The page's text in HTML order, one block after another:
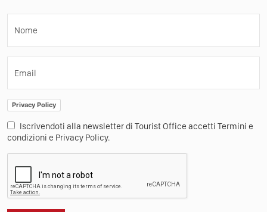
Nome
Email
Privacy Policy
Iscrivendoti alla newsletter di Tourist Office accetti Termini e
condizioni e Privacy Policy.